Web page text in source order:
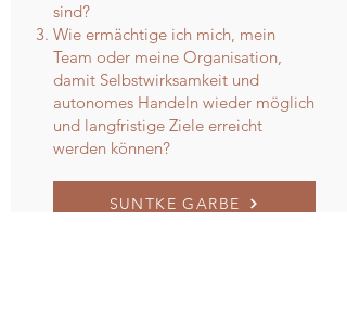
sind?
Wie ermächtige ich mich, mein
Team oder meine Organisation,
damit Selbstwirksamkeit und
autonomes Handeln wieder möglich
und langfristige Ziele erreicht
werden können?
SUNTKE GARBE